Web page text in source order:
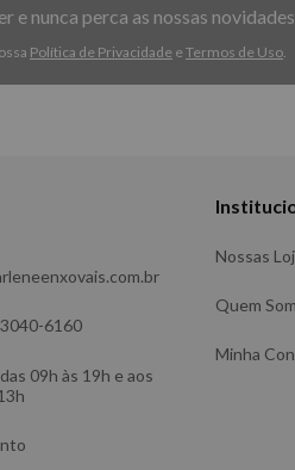
e nunca perca as nossas novidades
Política de Privacidade e Termos de Uso
6160
09h às 19h e aos
Nossas
Quem
Minha